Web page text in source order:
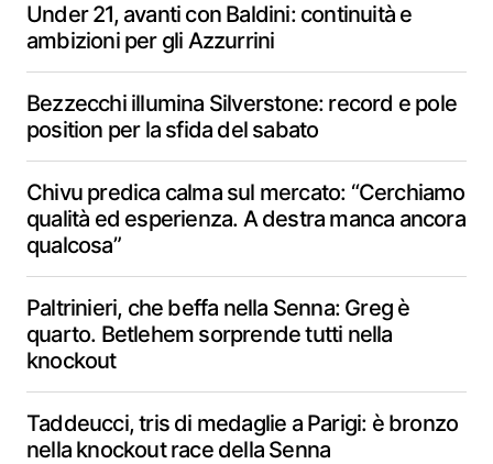
Under 21, avanti con Baldini: continuità e
ambizioni per gli Azzurrini
Bezzecchi illumina Silverstone: record e pole
position per la sfida del sabato
Chivu predica calma sul mercato: “Cerchiamo
qualità ed esperienza. A destra manca ancora
qualcosa”
Paltrinieri, che beffa nella Senna: Greg è
quarto. Betlehem sorprende tutti nella
knockout
Taddeucci, tris di medaglie a Parigi: è bronzo
nella knockout race della Senna